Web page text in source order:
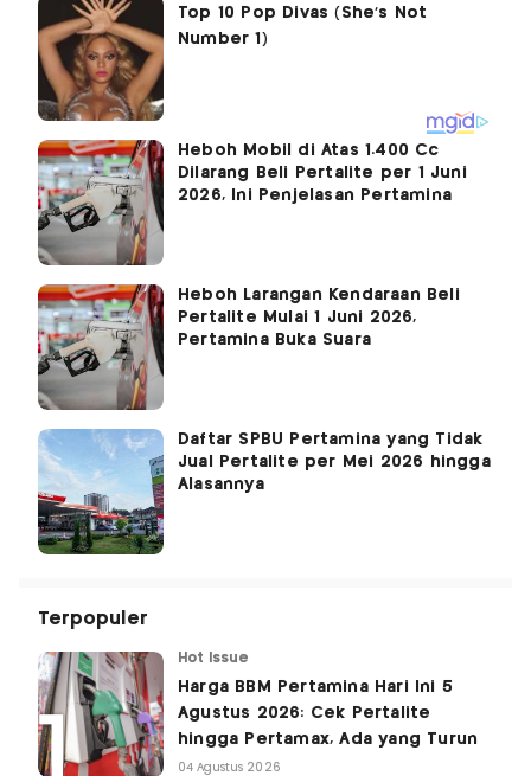
Heboh Mobil di Atas 1.400 Cc
Dilarang Beli Pertalite per 1 Juni
2026, Ini Penjelasan Pertamina
Heboh Larangan Kendaraan Beli
Pertalite Mulai 1 Juni 2026,
Pertamina Buka Suara
Daftar SPBU Pertamina yang Tidak
Jual Pertalite per Mei 2026 hingga
Alasannya
Terpopuler
Hot Issue
Harga BBM Pertamina Hari Ini 5
Agustus 2026: Cek Pertalite
hingga Pertamax, Ada yang Turun
04 Agustus 2026